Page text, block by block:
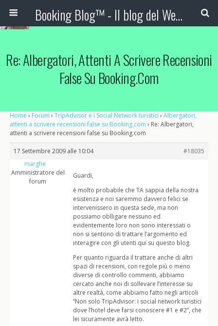
Booking Blog™ - Il blog del Web Marketing Turistico
Re: Albergatori, Attenti A Scrivere Recensioni
False Su Booking.com
Home › Forum › TripAdvisor e i Social Network turistici › Albergatori,
attenti a scrivere recensioni false su Booking.com › Re: Albergatori,
attenti a scrivere recensioni false su Booking.com
17 Settembre 2009 alle 10:04
#18035
marghe
Amministratore del
forum
Guardi,
è molto probabile che TA sappia della nostra
esistenza e noi saremmo davvero felici se
intervenissero in questa sede, ma non
possiamo oblligare nessuno ed
evidentemente loro non sono interessati o
non si sentono di trattare l’argomento ed
interagire con gli utenti qui su questo blog.
Per quanto riguarda il trattare anche di altri
spazi di recensioni, con regole più o meno
diverse di controllo commenti, abbiamo
cercato anche noi di sollevare l’interesse su
altre realtà, come abbiamo fatto negli articoli
“Non solo TripAdvisor: i social network turistici
dove l’hotel deve farsi conoscere #1 e #2”, che
lei sicuramente avrà letto.